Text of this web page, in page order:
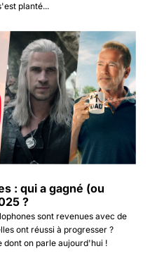
planté...
: qui a gagné (ou
?
sont revenues avec de
ont réussi à progresser ?